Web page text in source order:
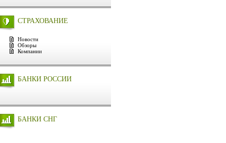
СТРАХОВАНИЕ
Новости
Обзоры
Компании
БАНКИ РОССИИ
БАНКИ СНГ